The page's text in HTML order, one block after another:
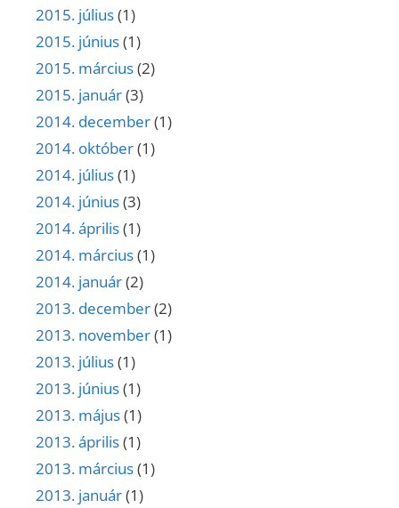
2015. július(1)
2015. június(1)
2015. március(2)
2015. január(3)
2014. december(1)
2014. október(1)
2014. július(1)
2014. június(3)
2014. április(1)
2014. március(1)
2014. január(2)
2013. december(2)
2013. november(1)
2013. július(1)
2013. június(1)
2013. május(1)
2013. április(1)
2013. március(1)
2013. január(1)